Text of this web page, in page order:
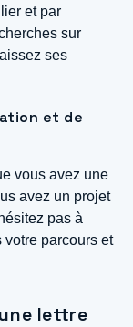
et par
sur
ses
et de
vous avez une
avez un projet
pas à
votre parcours et
lettre